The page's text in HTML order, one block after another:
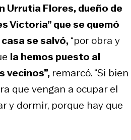
Urrutia Flores, dueño de
Victoria” que se quemó
se salvó,“por obra y
la hemos puesto al
vecinos”, remarcó. “Si bien
que vengan a ocupar el
y dormir, porque hay que